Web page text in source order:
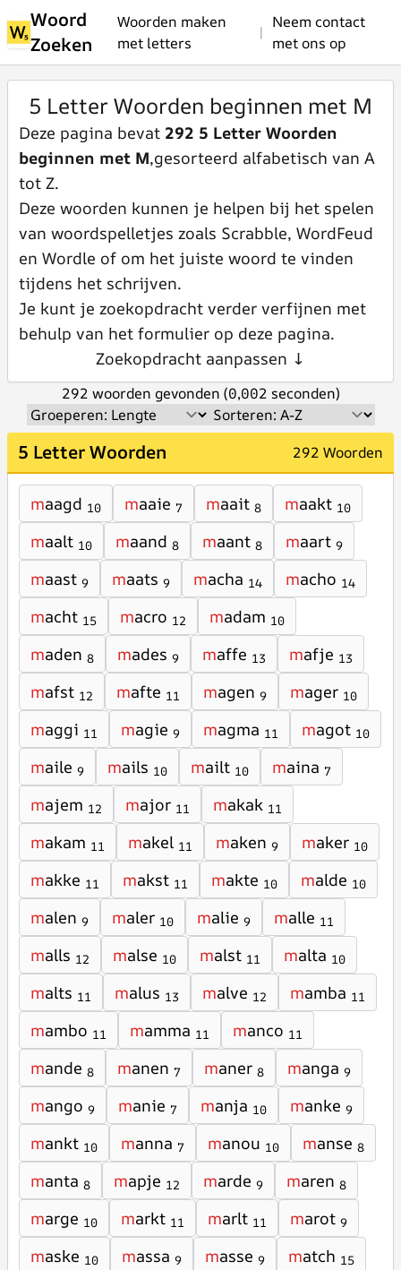
Woord
Zoeken
Woorden maken
met letters
|
Neem contact
met ons op
5 Letter Woorden beginnen met M
Deze pagina bevat 292 5 Letter Woorden
beginnen met M,gesorteerd alfabetisch van A
tot Z.
Deze woorden kunnen je helpen bij het spelen
van woordspelletjes zoals Scrabble, WordFeud
en Wordle of om het juiste woord te vinden
tijdens het schrijven.
Je kunt je zoekopdracht verder verfijnen met
behulp van het formulier op deze pagina.
Zoekopdracht aanpassen ↓
292 woorden gevonden (0,002 seconden)
5 Letter Woorden 292 Woorden
maagd 10 maaie 7 maait 8 maakt 10
maalt 10 maand 8 maant 8 maart 9
maast 9 maats 9 macha 14 macho 14
macht 15 macro 12 madam 10
maden 8 mades 9 maffe 13 mafje 13
mafst 12 mafte 11 magen 9 mager 10
maggi 11 magie 9 magma 11 magot 10
maile 9 mails 10 mailt 10 maina 7
majem 12 major 11 makak 11
makam 11 makel 11 maken 9 maker 10
makke 11 makst 11 makte 10 malde 10
malen 9 maler 10 malie 9 malle 11
malls 12 malse 10 malst 11 malta 10
malts 11 malus 13 malve 12 mamba 11
mambo 11 mamma 11 manco 11
mande 8 manen 7 maner 8 manga 9
mango 9 manie 7 manja 10 manke 9
mankt 10 manna 7 manou 10 manse 8
manta 8 mapje 12 marde 9 maren 8
marge 10 markt 11 marlt 11 marot 9
maske 10 massa 9 masse 9 match 15